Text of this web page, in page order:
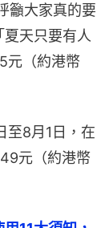
籲大家真的要
天只要有人
元（約港幣
至8月1日，在
元（約港幣